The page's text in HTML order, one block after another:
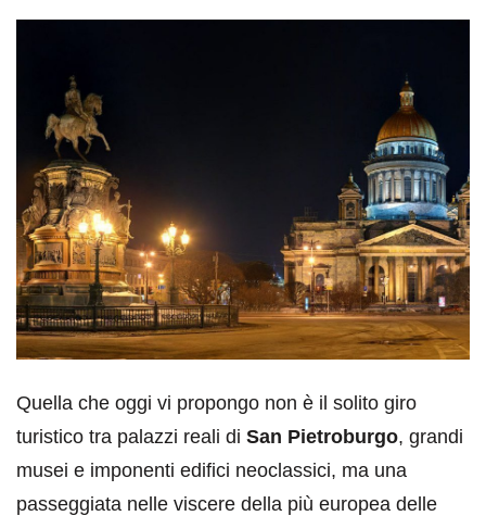
Quella che oggi vi propongo non è il solito giro
turistico tra palazzi reali di San Pietroburgo, grandi
musei e imponenti edifici neoclassici, ma una
passeggiata nelle viscere della più europea delle